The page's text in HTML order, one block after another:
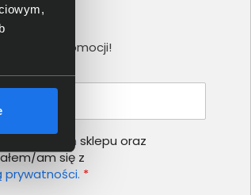
żadnej promocji!
regulamin sklepu oraz
am się z
prywatności. *